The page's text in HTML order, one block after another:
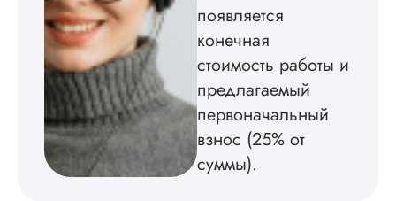
Диссертацию
на совесть: тут и
структура, и
оформление.
самостоятельно
появляется
конечная
стоимость работы и
предлагаемый
первоначальный
взнос (25% от
суммы).